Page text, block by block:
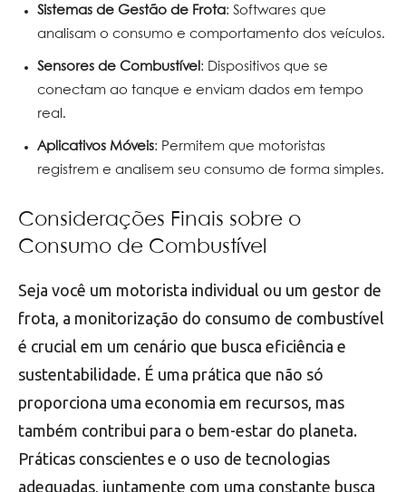
Sistemas de Gestão de Frota: Softwares que
analisam o consumo e comportamento dos veículos.
Sensores de Combustível : Dispositivos que se
conectam ao tanque e enviam dados em tempo
real.
Aplicativos Móveis: Permitem que motoristas
registrem e analisem seu consumo de forma simples.
Considerações Finais sobre o
Consumo de Combustível
Seja você um motorista individual ou um gestor de
frota, a monitorização do consumo de combustível
é crucial em um cenário que busca eficiência e
sustentabilidade. É uma prática que não só
proporciona uma economia em recursos, mas
também contribui para o bem-estar do planeta.
Práticas conscientes e o uso de tecnologias
adequadas, juntamente com uma constante busca